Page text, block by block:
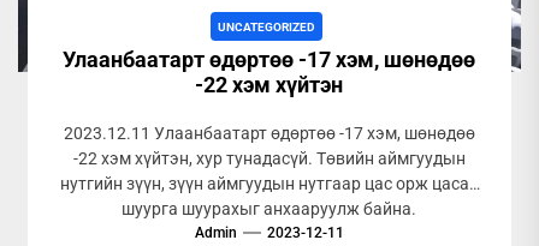
UNCATEGORIZED
Улаанбаатарт өдөртөө -17 хэм, шөнөдөө
-22 хэм хүйтэн
2023.12.11 Улаанбаатарт өдөртөө -17 хэм, шөнөдөө
-22 хэм хүйтэн, хур тунадасүй. Төвийн аймгуудын
нутгийн зүүн, зүүн аймгуудын нутгаар цас орж цасан
шуурга шуурахыг анхааруулж байна.
Admin 2023-12-11